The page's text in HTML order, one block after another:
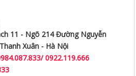
11 - Ngõ 214 Đường Nguyễn
Xuân - Hà Nội
0922.119.666